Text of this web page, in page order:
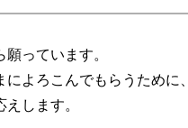
っています。
よろこんでもらうために、
します。